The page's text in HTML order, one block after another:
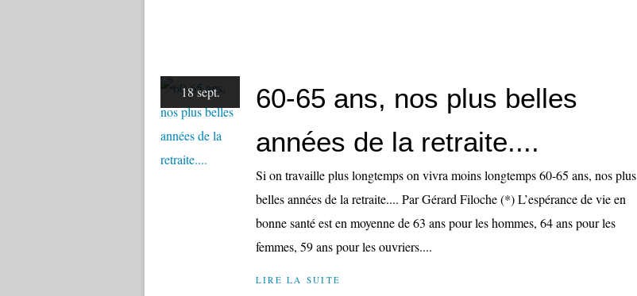
18 sept.
60-65 ans, nos plus belles
années de la retraite....
Si on travaille plus longtemps on vivra moins longtemps 60-65 ans, nos plus
belles années de la retraite.... Par Gérard Filoche (*) L’espérance de vie en
bonne santé est en moyenne de 63 ans pour les hommes, 64 ans pour les
femmes, 59 ans pour les ouvriers....
LIRE LA SUITE